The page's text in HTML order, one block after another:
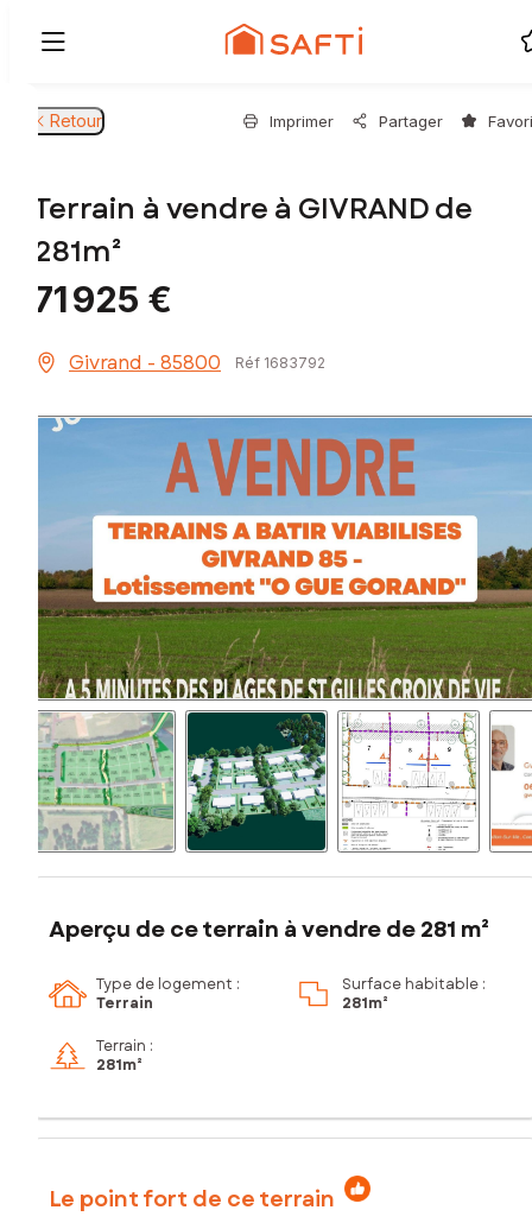
Retour Imprimer Partager
Terrain à vendre à GIVRAND de
281m²
71 925 €
Givrand - 85800 Réf 1683792
Aperçu de ce terrain à vendre de 281 m²
Type de logement :
Terrain
Surface habitable :
281m²
Terrain :
281m²
Le point fort de ce terrain